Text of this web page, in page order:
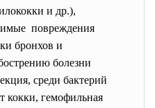
и др.),
повреждения
бронхов и
болезни
среди бактерий
кокки, гемофильная